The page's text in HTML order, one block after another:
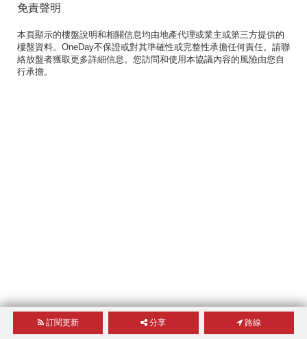
免責聲明
本頁顯示的樓盤說明和相關信息均由地產代理或業主或第三方提供的
樓盤資料。OneDay不保證或對其準確性或完整性承擔任何責任。請聯
絡放盤者獲取更多詳細信息。您訪問和使用本協議內容的風險由您自
行承擔。
訂閱更新 分享 路線